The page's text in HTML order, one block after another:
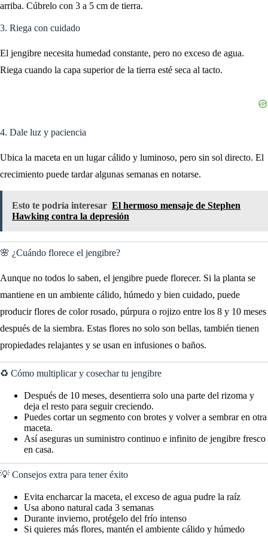
arriba. Cúbrelo con 3 a 5 cm de tierra.
3. Riega con cuidado
El jengibre necesita humedad constante, pero no exceso de agua.
Riega cuando la capa superior de la tierra esté seca al tacto.
4. Dale luz y paciencia
Ubica la maceta en un lugar cálido y luminoso, pero sin sol directo. El
crecimiento puede tardar algunas semanas en notarse.
Esto te podría interesar El hermoso mensaje de Stephen
Hawking contra la depresión
🌸 ¿Cuándo florece el jengibre?
Aunque no todos lo saben, el jengibre puede florecer. Si la planta se
mantiene en un ambiente cálido, húmedo y bien cuidado, puede
producir flores de color rosado, púrpura o rojizo entre los 8 y 10 meses
después de la siembra. Estas flores no solo son bellas, también tienen
propiedades relajantes y se usan en infusiones o baños.
♻️ Cómo multiplicar y cosechar tu jengibre
Después de 10 meses, desentierra solo una parte del rizoma y
deja el resto para seguir creciendo.
Puedes cortar un segmento con brotes y volver a sembrar en otra
maceta.
Así aseguras un suministro continuo e infinito de jengibre fresco
en casa.
💡 Consejos extra para tener éxito
Evita encharcar la maceta, el exceso de agua pudre la raíz
Usa abono natural cada 3 semanas
Durante invierno, protégelo del frío intenso
Si quieres más flores, mantén el ambiente cálido y húmedo